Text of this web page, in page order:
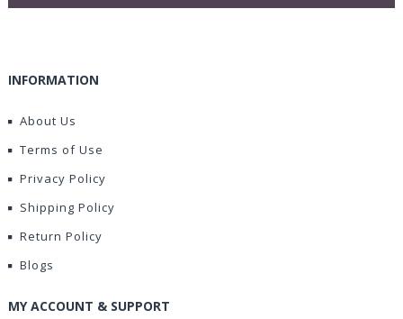
INFORMATION
About Us
Terms of Use
Privacy Policy
Shipping Policy
Return Policy
Blogs
MY ACCOUNT & SUPPORT